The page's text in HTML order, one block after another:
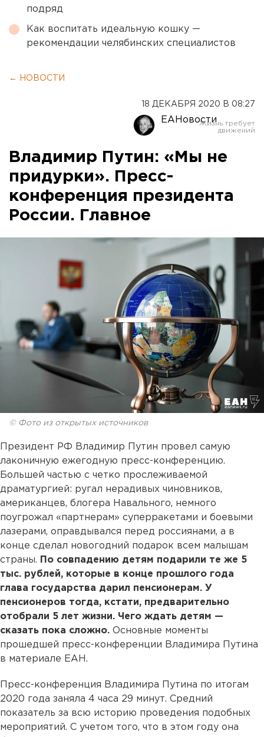
подряд
Как воспитать идеальную кошку —
рекомендации челябинских специалистов
← НОВОСТИ
18 ДЕКАБРЯ 2020 В 08:27
ЕАНовости
Владимир Путин: «Мы не
придурки». Пресс-
конференция президента
России. Главное
© Фото из открытых источников
Президент РФ Владимир Путин провел самую
лаконичную ежегодную пресс-конференцию.
Большей частью с четко прослеживаемой
драматургией: ругал нерадивых чиновников,
американцев, блогера Навального, немного
поугрожал «партнерам» суперракетами и боевыми
лазерами, оправдывался перед россиянами, а в
конце сделал новогодний подарок всем малышам
страны.
По совпадению детям подарили те же 5
тыс. рублей, которые в конце прошлого года
глава государства дарил пенсионерам. У
пенсионеров тогда, кстати, предварительно
отобрали 5 лет жизни. Чего ждать детям —
сказать пока сложно. Основные моменты
прошедшей пресс-конференции Владимира Путина
в материале ЕАН.
Пресс-конференция Владимира Путина по итогам
2020 года заняла 4 часа 29 минут. Средний
показатель за всю историю проведения подобных
мероприятий. С учетом того, что в этом году она